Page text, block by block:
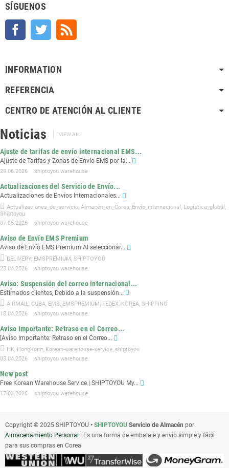
SÍGUENOS
Facebook Twitter
INFORMATION
REFERENCIA
CENTRO DE ATENCIÓN AL CLIENTE
Noticias VIEW ALL
Ajuste de tarifas de envío internacional EMS...
Ajuste de Tarifas y Zonas de Envío EMS por la...
29.06.2026 shiptoyou warehouse
Actualizaciones del Servicio de Envío...
Actualizaciones de Envíos Internacionales...
Actualizaciones_de_servicio Almacén_en_Corea Envío_internacional Logística_global
Shiptoyou
07.05.2026
shiptoyou warehouse
Aviso de Envío EMS Premium
Aviso de Envío EMS Premium Al seleccionar...
DELIVERY, EMSPREMIUM, SHIPTOYOU
23.04.2026
shiptoyou warehouse
Aviso: Suspensión del correo internacional...
Estimados clientes, Debido a la suspensión...
AIRMAIL, CUBA, EMS, EMSPREMIUM , FEDEX, KOREA, SHIPPING
18.04.2026
shiptoyou warehouse
Aviso Importante: Retraso en el Correo...
[Aviso Importante: Retraso en el Correo...
HK, HongKong, Korean-warehouse-service, shiptoyou
03.04.2026
shiptoyou warehouse
New post
Free Korean Warehouse Service | SHIPTOYOU My...
17.03.2026 shiptoyou warehouse
Copyright © 2025 SHIPTOYOU • SHIPTOYOU Servicio de Almacén por
Almacenamiento Personal | Es una forma de embalaje y envío simple y fácil
para sus compras en Corea